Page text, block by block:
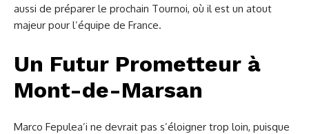
aussi de préparer le prochain Tournoi, où il est un atout
majeur pour l’équipe de France.
Un Futur Prometteur à
Mont-de-Marsan
Marco Fepulea’i ne devrait pas s’éloigner trop loin, puisque